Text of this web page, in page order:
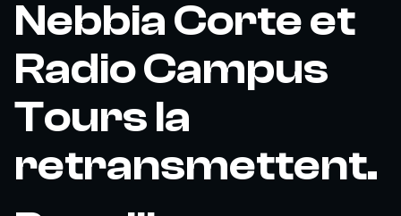
Nebbia Corte et
Radio Campus
Tours la
retransmettent.